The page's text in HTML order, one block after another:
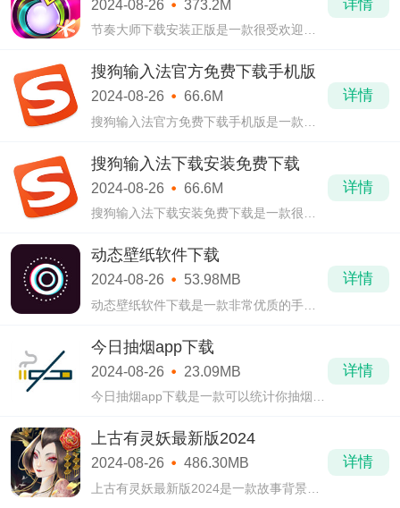
里也是
2024-08-26 373.2M
节奏大师下载安装正版是一款很受欢迎的
了相当长的时间后，终于回归，经典玩
法，系统全新升级，超多的曲目等你挑
战，玩法简
详情
搜狗输入法官方免费下载手机版
2024-08-26 66.6M
搜狗输入法官方免费下载手机版是一款大
免费下载手机版有着很棒的打字体验，这
里有着各种轻松打字操作，输入更为极
速，而且
详情
搜狗输入法下载安装免费下载
2024-08-26 66.6M
搜狗输入法下载安装免费下载是一款很棒
下载为你提供免费好用的打字服务，这里
有着庞大的词库，你还可以去录制一些常
用语，
详情
动态壁纸软件下载
2024-08-26 53.98MB
动态壁纸软件下载是一款非常优质的手机
可以给自己的手机换上各种各样的壁纸来
使用，静态动态都有，还支持自己动手制
作哦!
详情
今日抽烟app下载
2024-08-26 23.09MB
今日抽烟app下载是一款可以统计你抽烟情
app下载记录抽烟次数，可以发表戒烟心理
路程，还可以跟其他烟民互动交流互相勉
励哦!
详情
上古有灵妖最新版2024
2024-08-26 486.30MB
上古有灵妖最新版2024是一款故事背景非
详情